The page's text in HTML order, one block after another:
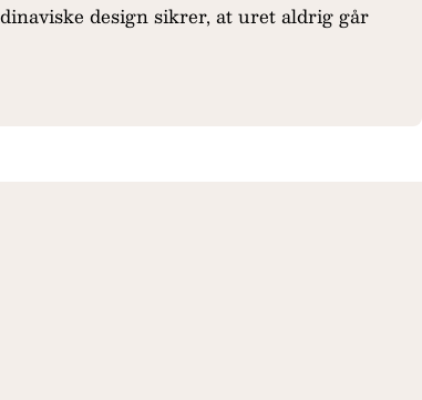
design sikrer, at uret aldrig går